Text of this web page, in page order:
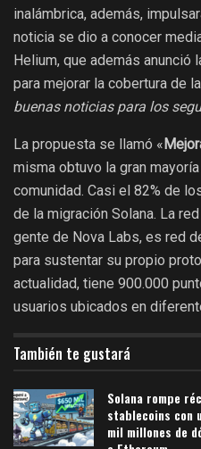
inalámbrica, además,
noticia se dio a conocer
Helium, que además anunció
para mejorar la cobertura de
buenas noticias para los
La propuesta se llamó «
misma obtuvo la gran
comunidad. Casi el 82% de
de la migración Solana. La
gente de Nova Labs, es red
para sustentar su propio
actualidad, tiene 900.000
usuarios ubicados en
También te gustará
Solana rompe
stablecoins con
mil millones de